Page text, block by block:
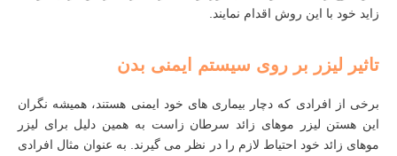
زاید خود با این روش اقدام نمایند.
تاثیر لیزر بر روی سیستم ایمنی بدن
برخی از افرادی که دچار بیماری های خود ایمنی هستند، همیشه نگران
این هستن لیزر موهای زائد سرطان زاست به همین دلیل برای لیزر
موهای زائد خود احتیاط لازم را در نظر می گیرند. به عنوان مثال افرادی